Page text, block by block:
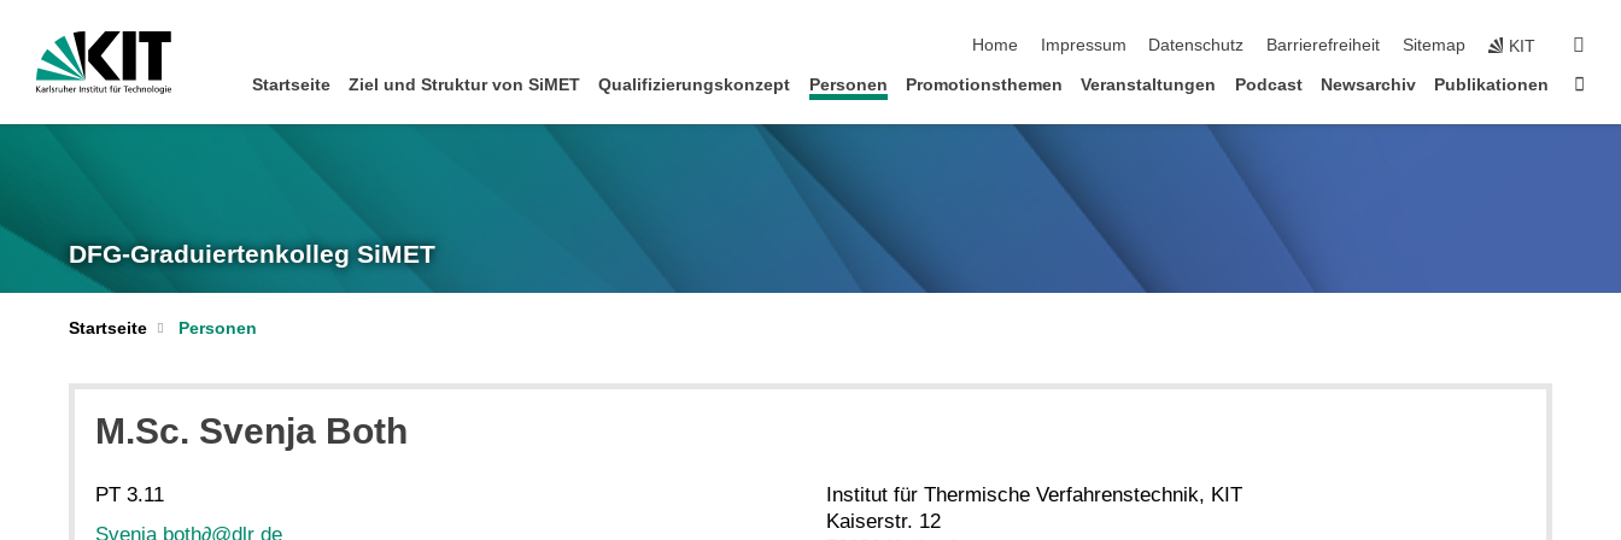
Home
Impressum Datenschutz Barrierefreiheit Sitemap KIT
Startseite Ziel und Struktur von SiMET Qualifizierungskonzept Personen Promotionsthemen Veranstaltungen Podcast Newsarchiv Publikationen
DFG-Graduiertenkolleg SiMET
Startseite Personen
M.Sc. Svenja Both
PT 3.11
Svenja both∂@dlr de
Institut für Thermische Verfahrenstechnik, KIT
Kaiserstr. 12